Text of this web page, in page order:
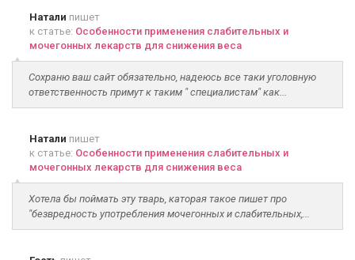
Натали пишет
к статье: Особенности применения слабительных и
мочегонных лекарств для снижения веса
Сохраню ваш сайт обязательно, надеюсь все таки уголовную
ответственность примут к таким " специалистам" как...
Натали пишет
к статье: Особенности применения слабительных и
мочегонных лекарств для снижения веса
Хотела бы поймать эту тварь, каторая такое пишет про
"безвредность употребления мочегонных и слабительных,...